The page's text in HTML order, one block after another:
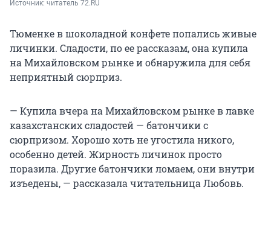
Источник: читатель 72.RU
Тюменке в шоколадной конфете попались живые
личинки. Сладости, по ее рассказам, она купила
на Михайловском рынке и обнаружила для себя
неприятный сюрприз.
— Купила вчера на Михайловском рынке в лавке
казахстанских сладостей — батончики с
сюрпризом. Хорошо хоть не угостила никого,
особенно детей. Жирность личинок просто
поразила. Другие батончики ломаем, они внутри
изъедены, — рассказала читательница Любовь.